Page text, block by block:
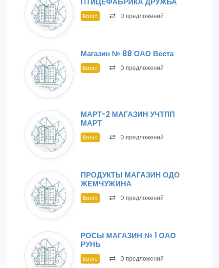
Basic 0 предложений
Магазин № 88 ОАО Веста
Basic 0 предложений
МАРТ-2 МАГАЗИН УЧТПП
МАРТ
Basic 0 предложений
ПРОДУКТЫ МАГАЗИН ОДО
ЖЕМЧУЖИНА
Basic 0 предложений
РОСЫ МАГАЗИН № 1 ОАО
РУНЬ
Basic 0 предложений